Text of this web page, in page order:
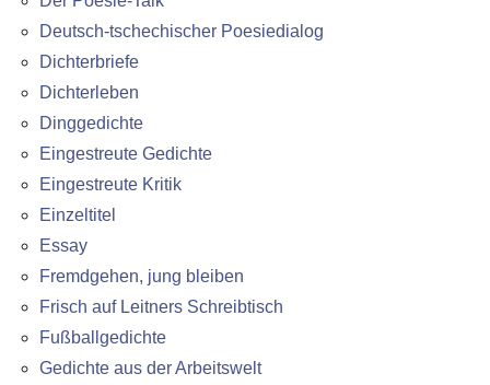
Deutsch-tschechischer Poesiedialog
Dichterbriefe
Dichterleben
Dinggedichte
Eingestreute Gedichte
Eingestreute Kritik
Einzeltitel
Essay
Fremdgehen, jung bleiben
Frisch auf Leitners Schreibtisch
Fußballgedichte
Gedichte aus der Arbeitswelt